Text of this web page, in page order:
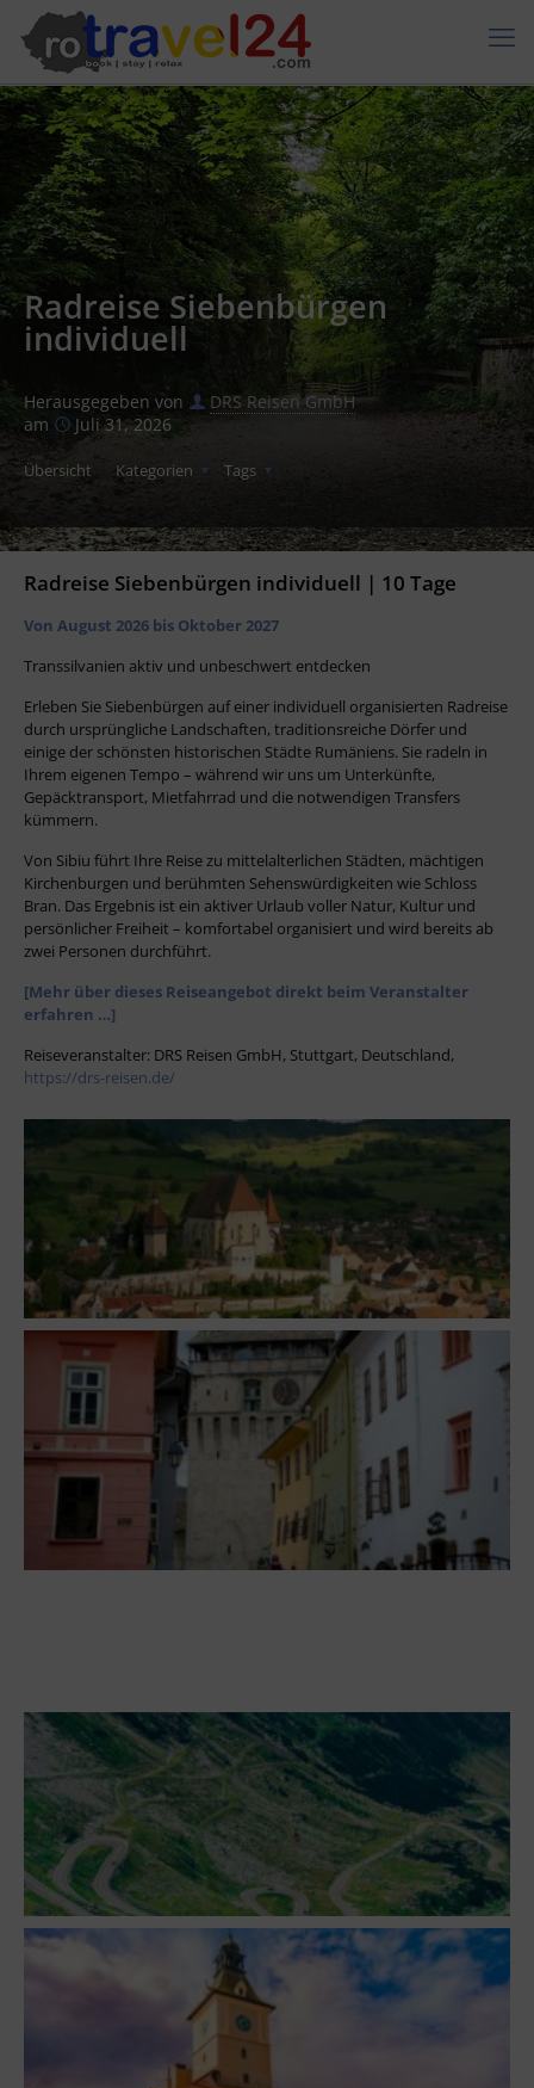
Radreise Siebenbürgen
individuell
Herausgegeben von
DRS Reisen GmbH
am
Juli 31, 2026
Übersicht Kategorien Tags
Radreise Siebenbürgen individuell | 10 Tage
Von August 2026 bis Oktober 2027
Transsilvanien aktiv und unbeschwert entdecken
Erleben Sie Siebenbürgen auf einer individuell organisierten Radreise
durch ursprüngliche Landschaften, traditionsreiche Dörfer und
einige der schönsten historischen Städte Rumäniens. Sie radeln in
Ihrem eigenen Tempo – während wir uns um Unterkünfte,
Gepäcktransport, Mietfahrrad und die notwendigen Transfers
kümmern.
Von Sibiu führt Ihre Reise zu mittelalterlichen Städten, mächtigen
Kirchenburgen und berühmten Sehenswürdigkeiten wie Schloss
Bran. Das Ergebnis ist ein aktiver Urlaub voller Natur, Kultur und
persönlicher Freiheit – komfortabel organisiert und wird bereits ab
zwei Personen durchführt.
[Mehr über dieses Reiseangebot direkt beim Veranstalter
erfahren …]
Reiseveranstalter: DRS Reisen GmbH, Stuttgart, Deutschland,
https://drs-reisen.de/